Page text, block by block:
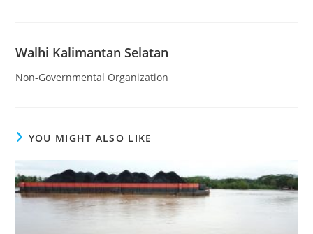
Walhi Kalimantan Selatan
Non-Governmental Organization
YOU MIGHT ALSO LIKE